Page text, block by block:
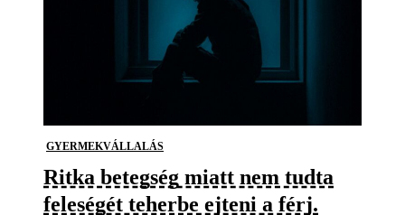
GYERMEKVÁLLALÁS
Ritka betegség miatt nem tudta
feleségét teherbe ejteni a férj.